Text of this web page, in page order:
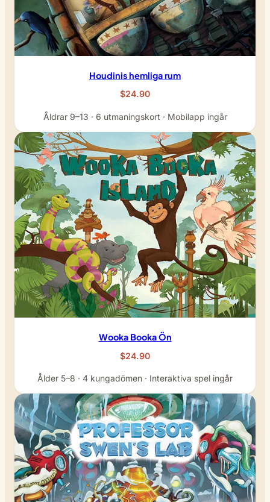
Houdinis hemliga rum
$24.90
Åldrar 9–13 · 6 utmaningskort · Mobilapp ingår
Wooka Booka Ön
$24.90
Ålder 5–8 · 4 kungadömen · Interaktiva spel ingår